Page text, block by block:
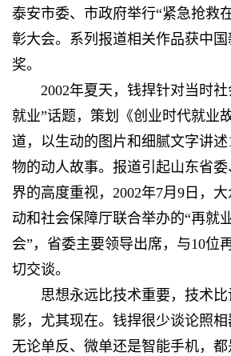
泰安市委、市政府举行“紧急抢救
彰大会。系列报道相关作品获中国
奖。
2002年夏天，钱捍针对当时
就业”话题，策划《创业时代就业
道，以生动的图片和细腻文字讲
物的动人故事。报道引起山东省
界的高度重视，2002年7月9日，
动和社会保障厅联合举办的“再就
会”，省委主要领导出席，与10位
切交谈。
思想永远比技术重要，技术
影，尤其现在。钱捍很少谈论照相
无论单反、微单还是智能手机，